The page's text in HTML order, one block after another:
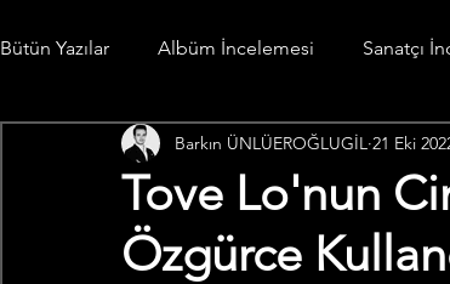
Bütün Yazılar Albüm İncelemesi Sanatçı
Konser Günlüğü Spotify Listesi
Tove Lo'nun
Özgürce
Barkın ÜNLÜEROĞLUGİL 21 Eki